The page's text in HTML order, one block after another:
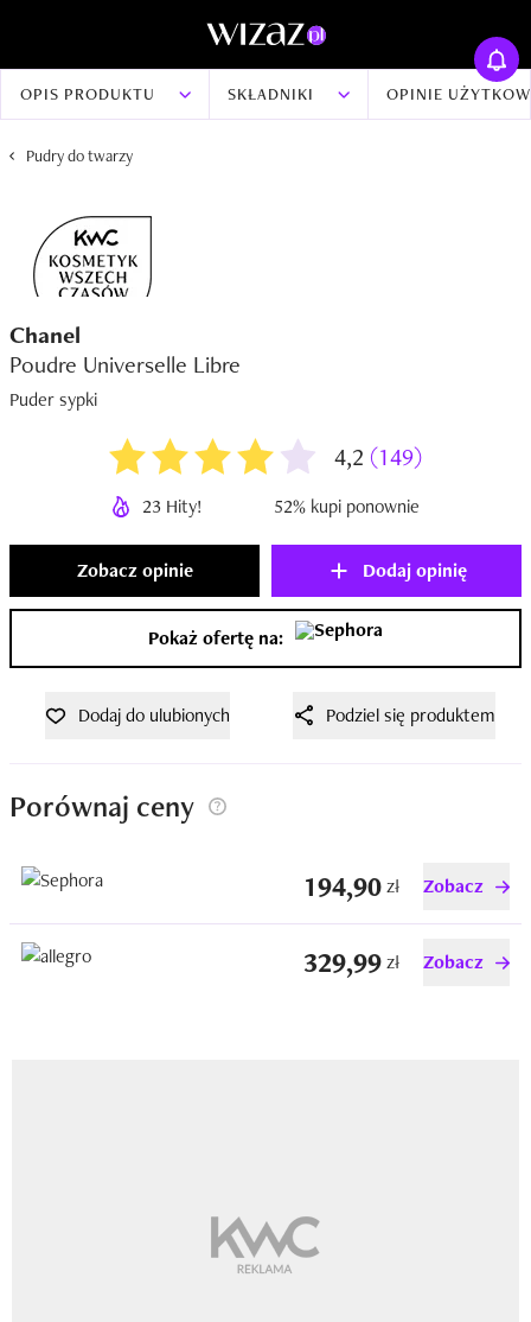
OPIS PRODUKTU SKŁADNIKI OPINIE
Pudry do twarzy
Chanel
Poudre Universelle Libre
Puder sypki
4,2 (149)
23 Hity! 52% kupi ponownie
Zobacz opinie Dodaj opinię
Pokaż ofertę na:
Dodaj do ulubionych Podziel się produktem
Porównaj ceny
194,90zł Zobacz
329,99zł Zobacz